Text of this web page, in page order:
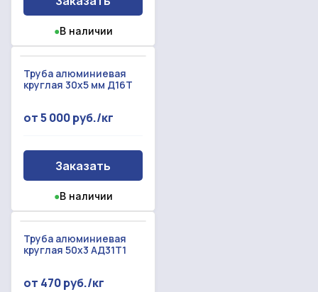
●В наличии
Труба алюминиевая
круглая 30х5 мм Д16Т
от 5 000 руб./кг
Заказать
●В наличии
Труба алюминиевая
круглая 50х3 АД31Т1
от 470 руб./кг